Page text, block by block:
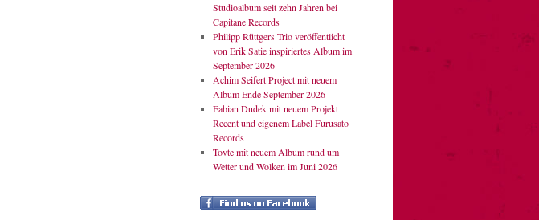
Studioalbum seit zehn Jahren bei
Capitane Records
Philipp Rüttgers Trio veröffentlicht
von Erik Satie inspiriertes Album im
September 2026
Achim Seifert Project mit neuem
Album Ende September 2026
Fabian Dudek mit neuem Projekt
Recent und eigenem Label Furusato
Records
Tovte mit neuem Album rund um
Wetter und Wolken im Juni 2026